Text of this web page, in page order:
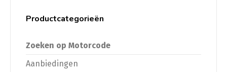
Productcategorieën
Zoeken op Motorcode
Aanbiedingen